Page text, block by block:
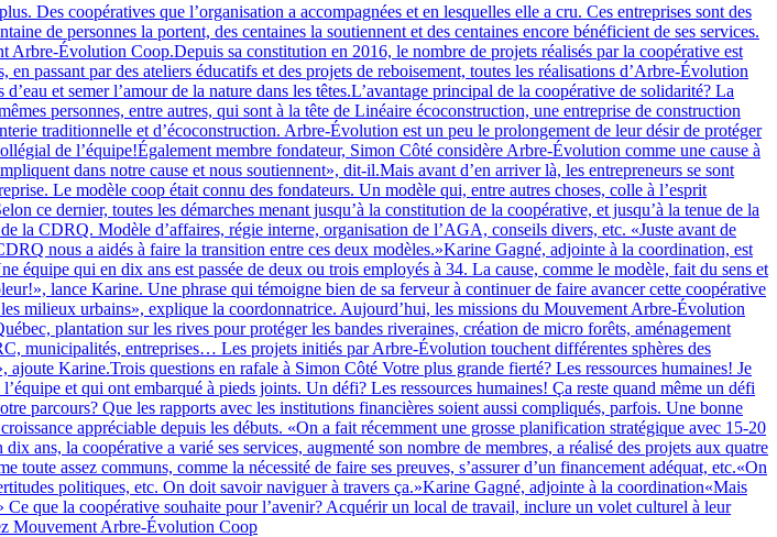
Des coopératives que l’organisation a accompagnées et en lesquelles elle a cru. Ces entreprises sont des
de personnes la portent, des centaines la soutiennent et des centaines encore bénéficient de ses services.
Évolution Coop.Depuis sa constitution en 2016, le nombre de projets réalisés par la coopérative est
passant par des ateliers éducatifs et des projets de reboisement, toutes les réalisations d’Arbre-Évolution
et semer l’amour de la nature dans les têtes.L’avantage principal de la coopérative de solidarité? La
personnes, entre autres, qui sont à la tête de Linéaire écoconstruction, une entreprise de construction
traditionnelle et d’écoconstruction. Arbre-Évolution est un peu le prolongement de leur désir de protéger
de l’équipe!Également membre fondateur, Simon Côté considère Arbre-Évolution comme une cause à
dans notre cause et nous soutiennent», dit-il.Mais avant d’en arriver là, les entrepreneurs se sont
Le modèle coop était connu des fondateurs. Un modèle qui, entre autres choses, colle à l’esprit
ce dernier, toutes les démarches menant jusqu’à la constitution de la coopérative, et jusqu’à la tenue de la
la CDRQ. Modèle d’affaires, régie interne, organisation de l’AGA, conseils divers, etc. «Juste avant de
nous a aidés à faire la transition entre ces deux modèles.»Karine Gagné, adjointe à la coordination, est
qui en dix ans est passée de deux ou trois employés à 34. La cause, comme le modèle, fait du sens et
lance Karine. Une phrase qui témoigne bien de sa ferveur à continuer de faire avancer cette coopérative
milieux urbains», explique la coordonnatrice. Aujourd’hui, les missions du Mouvement Arbre-Évolution
plantation sur les rives pour protéger les bandes riveraines, création de micro forêts, aménagement
municipalités, entreprises… Les projets initiés par Arbre-Évolution touchent différentes sphères des
Karine.Trois questions en rafale à Simon Côté Votre plus grande fierté? Les ressources humaines! Je
et qui ont embarqué à pieds joints. Un défi? Les ressources humaines! Ça reste quand même un défi
parcours? Que les rapports avec les institutions financières soient aussi compliqués, parfois. Une bonne
appréciable depuis les débuts. «On a fait récemment une grosse planification stratégique avec 15-20
ans, la coopérative a varié ses services, augmenté son nombre de membres, a réalisé des projets aux quatre
assez communs, comme la nécessité de faire ses preuves, s’assurer d’un financement adéquat, etc.«On
politiques, etc. On doit savoir naviguer à travers ça.»Karine Gagné, adjointe à la coordination«Mais
que la coopérative souhaite pour l’avenir? Acquérir un local de travail, inclure un volet culturel à leur
Mouvement Arbre-Évolution Coop